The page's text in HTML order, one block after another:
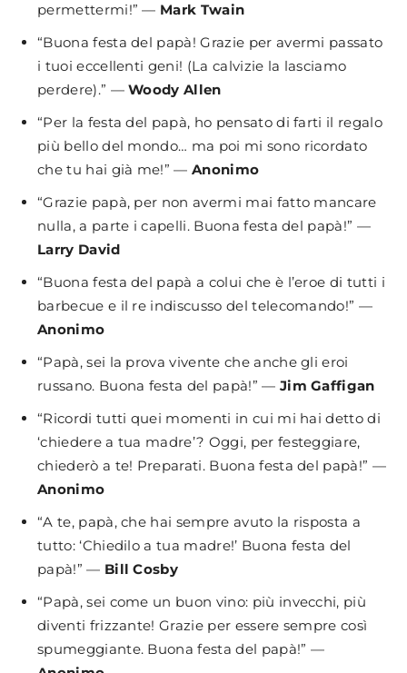
permettermi!” — Mark Twain
“Buona festa del papà! Grazie per avermi passato
i tuoi eccellenti geni! (La calvizie la lasciamo
perdere).” —Woody Allen
“Per la festa del papà, ho pensato di farti il regalo
più bello del mondo… ma poi mi sono ricordato
che tu hai già me!” —Anonimo
“Grazie papà, per non avermi mai fatto mancare
nulla, a parte i capelli. Buona festa del papà!” —
Larry David
“Buona festa del papà a colui che è l’eroe di tutti i
barbecue e il re indiscusso del telecomando!” —
Anonimo
“Papà, sei la prova vivente che anche gli eroi
russano. Buona festa del papà!” — Jim Gaffigan
“Ricordi tutti quei momenti in cui mi hai detto di
‘chiedere a tua madre’? Oggi, per festeggiare,
chiederò a te! Preparati. Buona festa del papà!” —
Anonimo
“A te, papà, che hai sempre avuto la risposta a
tutto: ‘Chiedilo a tua madre!’ Buona festa del
papà!” — Bill Cosby
“Papà, sei come un buon vino: più invecchi, più
diventi frizzante! Grazie per essere sempre così
spumeggiante. Buona festa del papà!” —